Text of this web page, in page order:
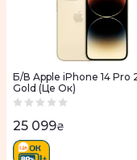
Б/В Apple iPhone 14 Pro
Gold (Це Ок)
25 099₴